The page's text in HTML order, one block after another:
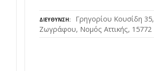
ΔΙΕΎΘΥΝΣΗ
Γρηγορίου Κουσίδη 35,
Ζωγράφου, Νομός Αττικής, 15772